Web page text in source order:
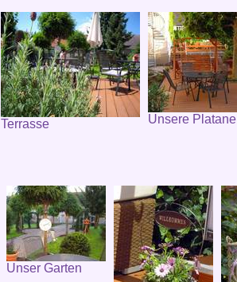
Terrasse Unsere Platane
Unser Garten